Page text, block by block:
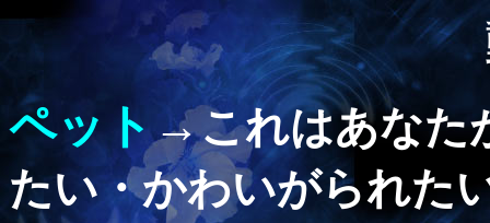
ペット→これはあなた
たい・かわいがられた